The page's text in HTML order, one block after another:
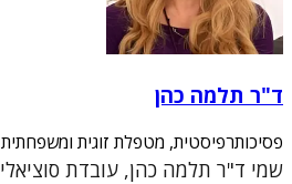
ד"ר תלמה כהן
פסיכותרפיסטית, מטפלת זוגית ומשפחתית